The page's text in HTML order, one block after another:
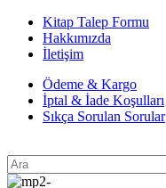
Kitap Talep Formu
Hakkımızda
İletişim
Ödeme & Kargo
İptal & İade Koşulları
Sıkça Sorulan Sorular